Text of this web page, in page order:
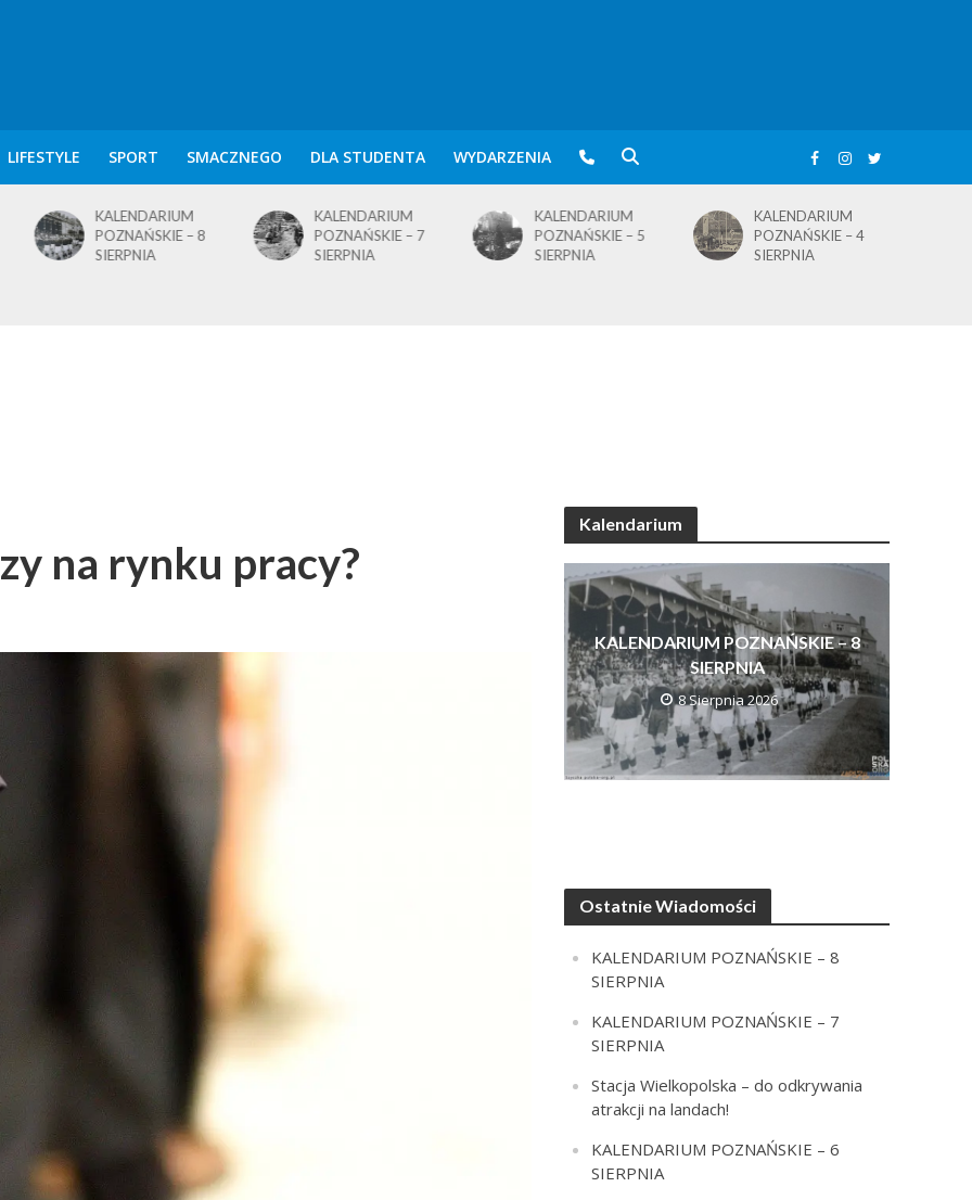
LIFESTYLE SPORT SMACZNEGO DLA STUDENTA WYDARZENIA
KALENDARIUM
POZNAŃSKIE – 8
SIERPNIA
KALENDARIUM
POZNAŃSKIE – 7
SIERPNIA
KALENDARIUM
POZNAŃSKIE – 5
SIERPNIA
KALENDARIUM
POZNAŃSKIE – 4
SIERPNIA
na rynku pracy?
Kalendarium
KALENDARIUM POZNAŃSKIE – 8
SIERPNIA
8 Sierpnia 2026
Ostatnie Wiadomości
KALENDARIUM POZNAŃSKIE – 8
SIERPNIA
KALENDARIUM POZNAŃSKIE – 7
SIERPNIA
Stacja Wielkopolska – do odkrywania
atrakcji na landach!
KALENDARIUM POZNAŃSKIE – 6
SIERPNIA